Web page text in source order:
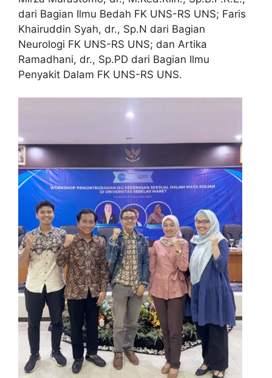
dari Bagian Ilmu Bedah FK UNS-RS UNS; Faris
Khairuddin Syah, dr., Sp.N dari Bagian
Neurologi FK UNS-RS UNS; dan Artika
Ramadhani, dr., Sp.PD dari Bagian Ilmu
Penyakit Dalam FK UNS-RS UNS.